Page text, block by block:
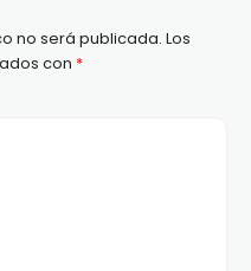
no será publicada. Los
con *